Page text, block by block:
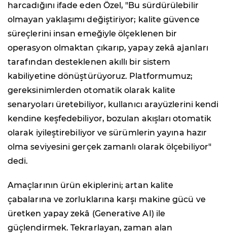
harcadığını ifade eden Özel, "Bu sürdürülebilir
olmayan yaklaşımı değiştiriyor; kalite güvence
süreçlerini insan emeğiyle ölçeklenen bir
operasyon olmaktan çıkarıp, yapay zekâ ajanları
tarafından desteklenen akıllı bir sistem
kabiliyetine dönüştürüyoruz. Platformumuz;
gereksinimlerden otomatik olarak kalite
senaryoları üretebiliyor, kullanıcı arayüzlerini kendi
kendine keşfedebiliyor, bozulan akışları otomatik
olarak iyileştirebiliyor ve sürümlerin yayına hazır
olma seviyesini gerçek zamanlı olarak ölçebiliyor"
dedi.
Amaçlarının ürün ekiplerini; artan kalite
çabalarına ve zorluklarına karşı makine gücü ve
üretken yapay zekâ (Generative AI) ile
güçlendirmek. Tekrarlayan, zaman alan